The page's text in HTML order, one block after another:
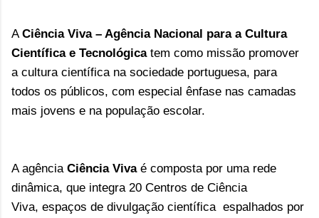
A Ciência Viva – Agência Nacional para a Cultura
Científica e Tecnológicatem como missão promover
a cultura científica na sociedade portuguesa, para
todos os públicos, com especial ênfase nas camadas
mais jovens e na população escolar.
A agência Ciência Vivaé composta por uma rede
dinâmica, que integra 20 Centros de Ciência
Viva, espaços de divulgação científica espalhados por